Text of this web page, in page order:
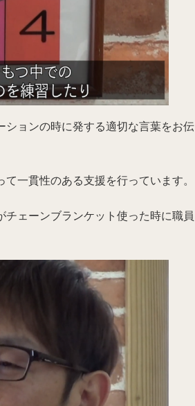
ョンの時に発する適切な言葉をお伝
一貫性のある支援を行っています。
ェーンブランケット使った時に職員